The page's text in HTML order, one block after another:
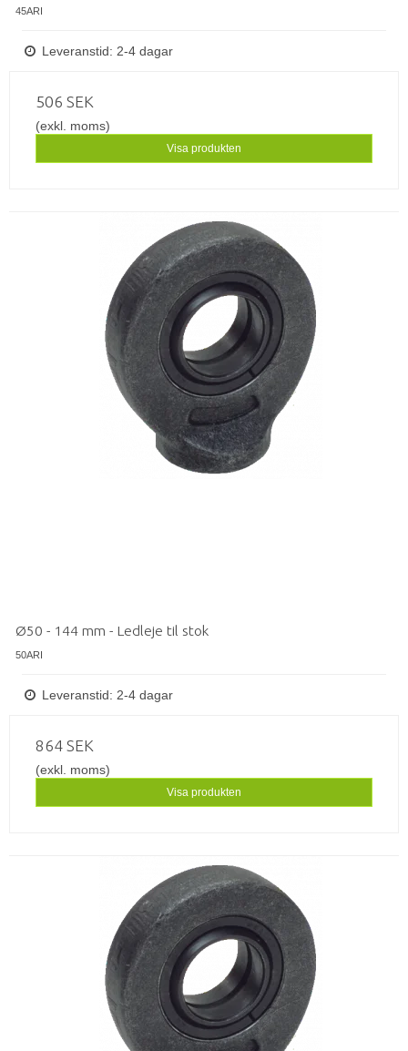
45ARI
Leveranstid: 2-4 dagar
506 SEK
(exkl. moms)
Visa produkten
Ø50 - 144 mm - Ledleje til stok
50ARI
Leveranstid: 2-4 dagar
864 SEK
(exkl. moms)
Visa produkten